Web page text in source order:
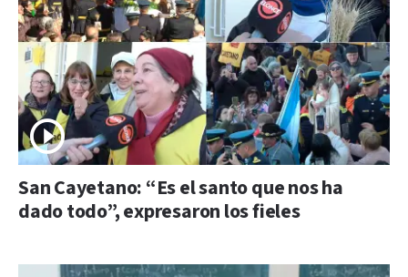
San Cayetano: “Es el santo que nos ha
dado todo”, expresaron los fieles